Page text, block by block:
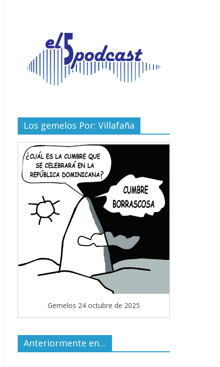
Los gemelos Por: Villafaña
Gemelos 24 octubre de 2025
Anteriormente en…